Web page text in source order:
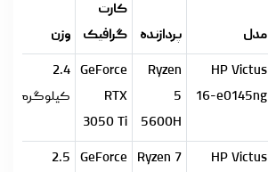
مدل پردازنده
کارت
گرافیک
وزن
HP Victus
16-e0145ng
Ryzen
5
5600H
GeForce
RTX
3050 Ti
2.4
کیلوگرم
HP Victus
Ryzen 7
GeForce
2.5